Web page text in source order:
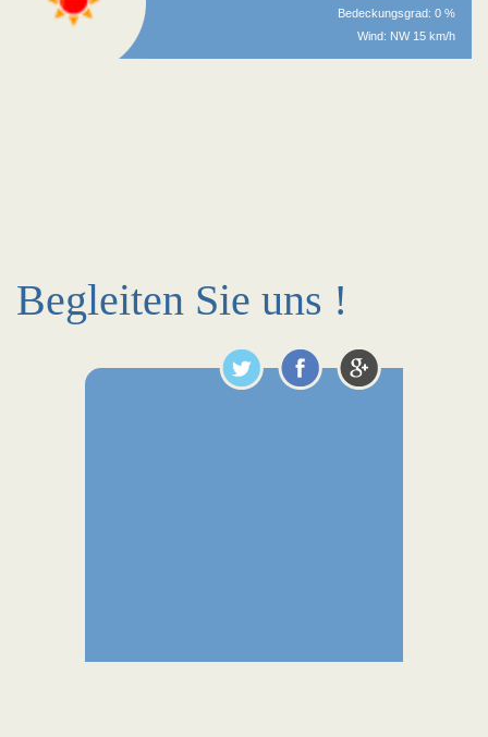
Bedeckungsgrad: 0 %
Wind: NW 15 km/h
Begleiten Sie uns !